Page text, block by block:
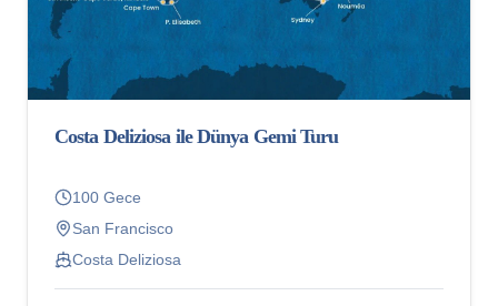
Costa Deliziosa ile Dünya Gemi Turu
100 Gece
San Francisco
Costa Deliziosa